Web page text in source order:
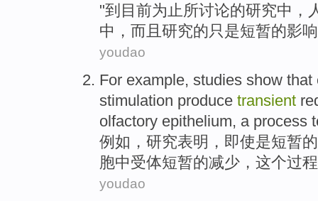
"到目前为止所讨论的研究中，
中 ， 而且 研究的只是短暂的影响
youdao
For example, studies show that
stimulation produce transient
olfactory epithelium, a process
例如 ， 研究表明 ， 即使是短暂的
胞中受体短暂的减少 ，这个过程
youdao